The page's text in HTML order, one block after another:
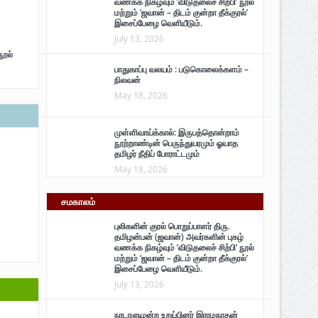
மற்றும் ‘ஜவான் – திடம் குன்றா தீக்குரல்’
இசைப்பேழை வெளியீடும்.
July 13, 2026
பாதுகாப்பு வலயம் : படுகொலைக்களம் –
நிலவன்
May 18, 2026
முள்ளிவாய்க்கால்: இருபத்தொன்றாம்
நூற்றாண்டின் பெருந்துயரமும் ஓயாத
தமிழர் நீதிப் போராட்டமும்
May 18, 2026
சமகாலம்
புலிகளின் குரல் பொறுப்பாளர் திரு.
தமிழன்பன் (ஜவான்) அவர்களின் புகழ்
வணக்க நிகழ்வும் ‘விடுதலைச் சிற்பி’ நூல்
மற்றும் ‘ஜவான் – திடம் குன்றா தீக்குரல்’
இசைப்பேழை வெளியீடும்.
July 13, 2026
நாடாளுமன்ற உறுப்பினர் இராமநாதன்